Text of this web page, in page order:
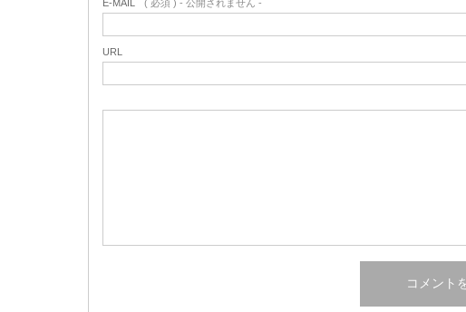
E-MAIL ( 必須 ) - 公開されません -
URL